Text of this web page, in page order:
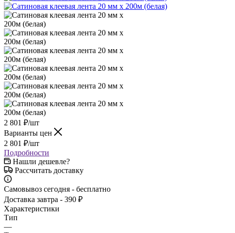
2 801 ₽/шт
Варианты цен
2 801 ₽/шт
Подробности
Нашли дешевле?
Рассчитать доставку
Самовывоз сегодня - бесплатно
Доставка завтра - 390 ₽
Характеристики
Тип
—